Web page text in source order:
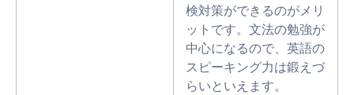
検対策ができるのがメリ
ットです。文法の勉強が
中心になるので、英語の
スピーキング力は鍛えづ
らいといえます。